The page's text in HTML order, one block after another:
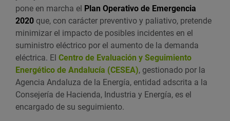
pone en marcha el Plan Operativo de Emergencia
2020 que, con carácter preventivo y paliativo, pretende
minimizar el impacto de posibles incidentes en el
suministro eléctrico por el aumento de la demanda
eléctrica. El Centro de Evaluación y Seguimiento
Energético de Andalucía (CESEA), gestionado por la
Agencia Andaluza de la Energía, entidad adscrita a la
Consejería de Hacienda, Industria y Energía, es el
encargado de su seguimiento.